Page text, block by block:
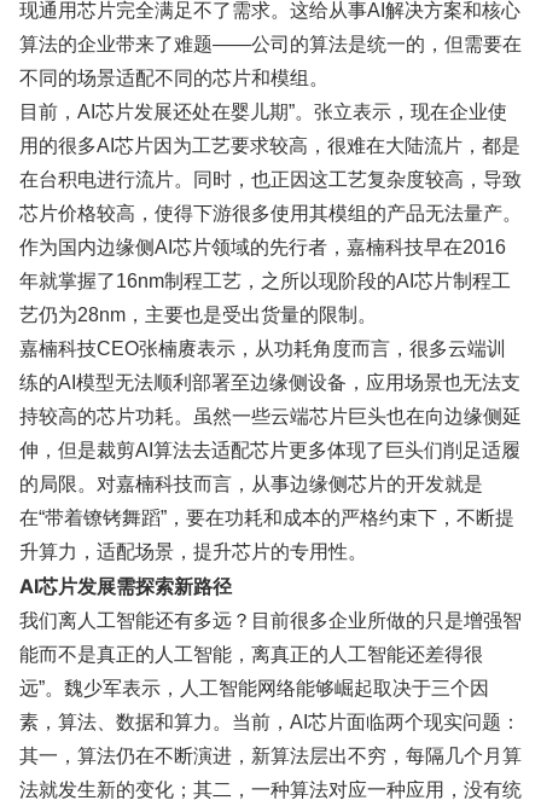
现通用芯片完全满足不了需求。这给从事AI解决方案和核心
算法的企业带来了难题——公司的算法是统一的，但需要在
不同的场景适配不同的芯片和模组。
目前，AI芯片发展还处在婴儿期”。张立表示，现在企业使
用的很多AI芯片因为工艺要求较高，很难在大陆流片，都是
在台积电进行流片。同时，也正因这工艺复杂度较高，导致
芯片价格较高，使得下游很多使用其模组的产品无法量产。
作为国内边缘侧AI芯片领域的先行者，嘉楠科技早在2016
年就掌握了16nm制程工艺，之所以现阶段的AI芯片制程工
艺仍为28nm，主要也是受出货量的限制。
嘉楠科技CEO张楠赓表示，从功耗角度而言，很多云端训
练的AI模型无法顺利部署至边缘侧设备，应用场景也无法支
持较高的芯片功耗。虽然一些云端芯片巨头也在向边缘侧延
伸，但是裁剪AI算法去适配芯片更多体现了巨头们削足适履
的局限。对嘉楠科技而言，从事边缘侧芯片的开发就是
在“带着镣铐舞蹈”，要在功耗和成本的严格约束下，不断提
升算力，适配场景，提升芯片的专用性。
AI芯片发展需探索新路径
我们离人工智能还有多远？目前很多企业所做的只是增强智
能而不是真正的人工智能，离真正的人工智能还差得很
远”。魏少军表示，人工智能网络能够崛起取决于三个因
素，算法、数据和算力。当前，AI芯片面临两个现实问题：
其一，算法仍在不断演进，新算法层出不穷，每隔几个月算
法就发生新的变化；其二，一种算法对应一种应用，没有统